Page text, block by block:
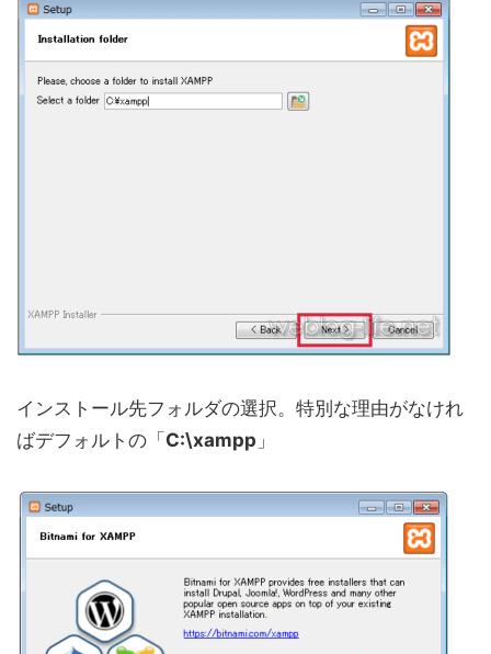
インストール先フォルダの選択。特別な理由がなけれ
ばデフォルトの「C:\xampp 」